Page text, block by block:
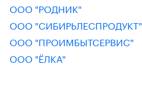
ООО "РОДНИК"
ООО "СИБИРЬЛЕСПРОДУКТ"
ООО "ПРОИМБЫТСЕРВИС"
ООО "ЁЛКА"